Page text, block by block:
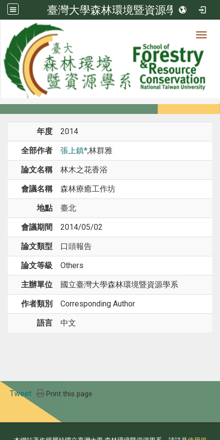
臺灣大學森林環境暨資源學系
系所成員
系所成員
年度 2014
全部作者 張上鎮*,林群雅
論文名稱 林木之花香浴
會議名稱 森林療癒工作坊
地點 臺北
會議期間 2014/05/02
論文類型 口頭報告
論文等級 Others
主辦單位 國立臺灣大學森林環境暨資源學系
作者類別 Corresponding Author
語言 中文
Tweet Print this page